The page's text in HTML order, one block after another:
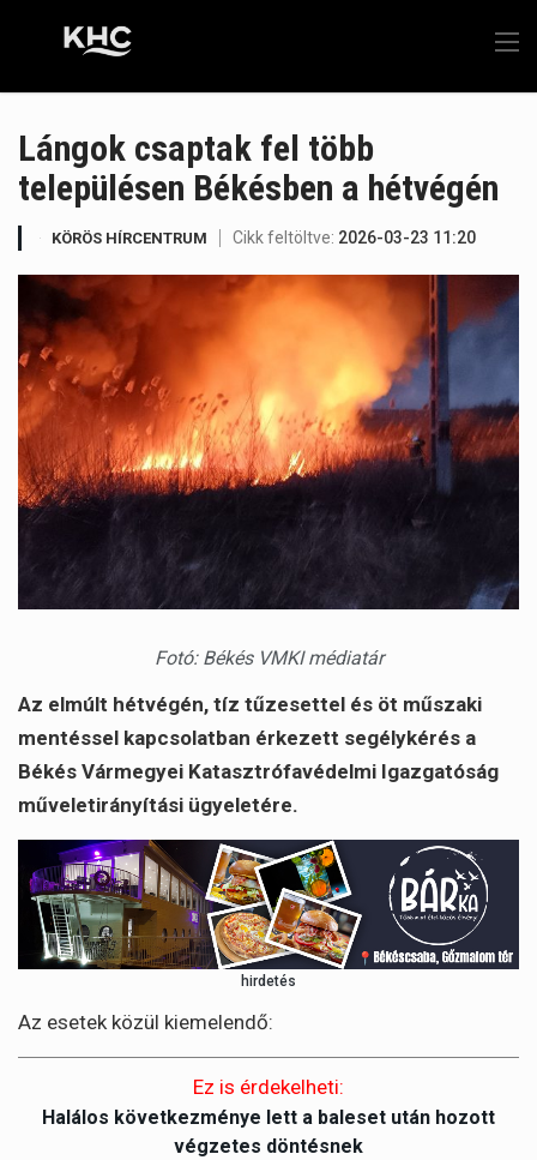
Lángok csaptak fel több
településen Békésben a hétvégén
KÖRÖS HÍRCENTRUM Cikk feltöltve: 2026-03-23 11:20
Fotó: Békés VMKI médiatár
Az elmúlt hétvégén, tíz tűzesettel és öt műszaki
mentéssel kapcsolatban érkezett segélykérés a
Békés Vármegyei Katasztrófavédelmi Igazgatóság
műveletirányítási ügyeletére.
hirdetés
Az esetek közül kiemelendő:
Ez is érdekelheti:
Halálos következménye lett a baleset után hozott
végzetes döntésnek